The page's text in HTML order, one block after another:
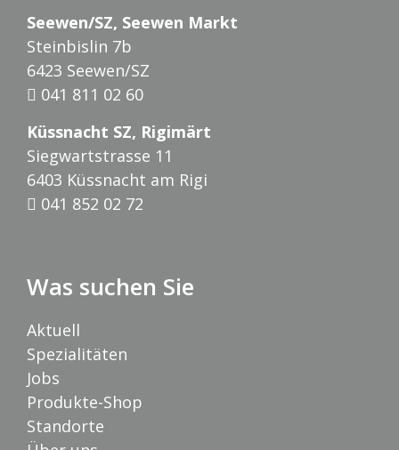
Seewen/SZ, Seewen Markt
Steinbislin 7b
6423 Seewen/SZ
041 811 02 60
Küssnacht SZ, Rigimärt
Siegwartstrasse 11
6403 Küssnacht am Rigi
041 852 02 72
Was suchen Sie
Aktuell
Spezialitäten
Jobs
Produkte-Shop
Standorte